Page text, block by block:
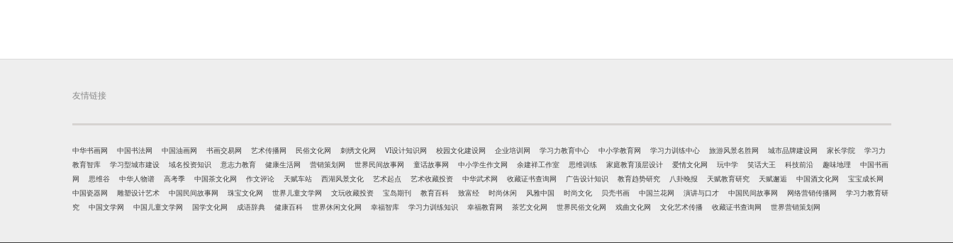
友情链接
中华书画网 中国书法网 中国油画网 书画交易网 艺术传播网 民俗文化网 刺绣文化网 VI设计知识网 校园文化建设网 企业培训网 学习力教育中心 中小学教育网 学习力训练中心 旅游风景名胜网 城市品牌建设网 家长学院
学习力
教育智库
学习型城市建设 域名投资知识 意志力教育 健康生活网 营销策划网 世界民间故事网 童话故事网 中小学生作文网 余建祥工作室 思维训练 家庭教育顶层设计 爱情文化网 玩中学 笑话大王 科技前沿 趣味地理
中国书画
网
思维谷 中华人物谱 高考季 中国茶文化网 作文评论 天赋车站 西湖风景文化 艺术起点 艺术收藏投资 中华武术网 收藏证书查询网 广告设计知识 教育趋势研究 八卦晚报 天赋教育研究 天赋邂逅 中国酒文化网
宝宝成长网
中国瓷器网
雕塑设计艺术 中国民间故事网 珠宝文化网 世界儿童文学网 文玩收藏投资 宝岛期刊 教育百科 致富经 时尚休闲 风雅中国 时尚文化 贝壳书画 中国兰花网 演讲与口才 中国民间故事网 网络营销传播网
学习力教育研
究
中国文学网 中国儿童文学网 国学文化网 成语辞典 健康百科 世界休闲文化网 幸福智库 学习力训练知识 幸福教育网 茶艺文化网 世界民俗文化网 戏曲文化网 文化艺术传播 收藏证书查询网 世界营销策划网